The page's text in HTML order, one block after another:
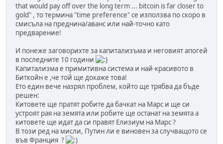
that would pay off over the long term ... bitcoin is far closer to
gold" , то термина "time preference" се използва по скоро в
смисъла на преднина/аванс или най-точно като
предварение!
И понеже заговорихте за капитализъма и неговият апогей
в последните 10 години
Капитализма е примитивна система и най-красивото в
Биткойн е ,че той ще докаже това!
Ето един вече назрял проблем, който ще трябва да бъде
решен:
Китовете ще пратят робите да бачкат на Марс и ще си
устроят рая на земята или робите ще останат на земята а
китовете ще идат да си правят Елизиум на Марс ?
В този ред на мисли, Путин ли е виновен за случващото се
във Франция ?